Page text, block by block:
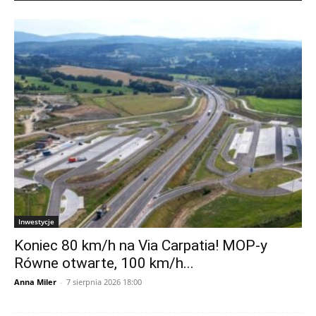
Inwestycje
Koniec 80 km/h na Via Carpatia! MOP-y
Równe otwarte, 100 km/h...
Anna Miler - 7 sierpnia 2026 18:00